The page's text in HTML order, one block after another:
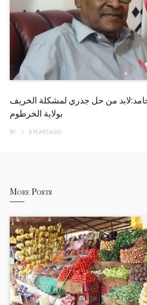
من حل جذري لمشكلة الخريف
بولاية الخرطوم
BY 4 YEARSAGO
More Posts